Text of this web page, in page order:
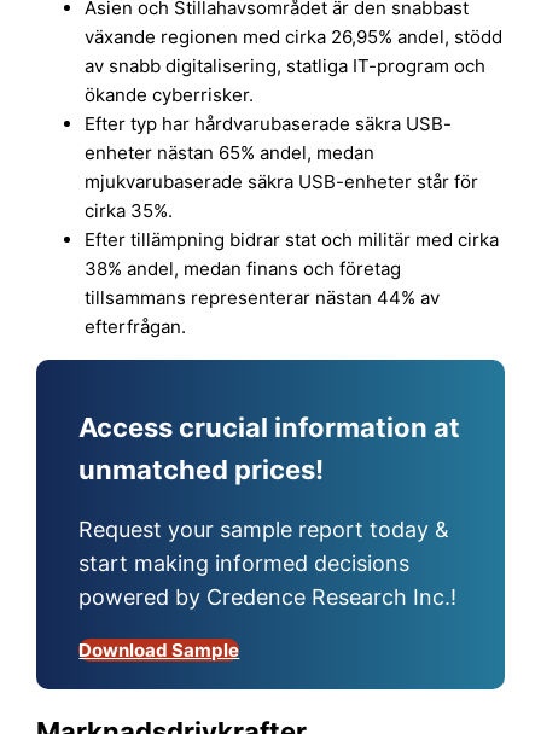
Asien och Stillahavsområdet är den snabbast
växande regionen med cirka 26,95% andel, stödd
av snabb digitalisering, statliga IT-program och
ökande cyberrisker.
Efter typ har hårdvarubaserade säkra USB-
enheter nästan 65% andel, medan
mjukvarubaserade säkra USB-enheter står för
cirka 35%.
Efter tillämpning bidrar stat och militär med cirka
38% andel, medan finans och företag
tillsammans representerar nästan 44% av
efterfrågan.
Access crucial information at
unmatched prices!
Request your sample report today &
start making informed decisions
powered by Credence Research Inc.!
Download Sample